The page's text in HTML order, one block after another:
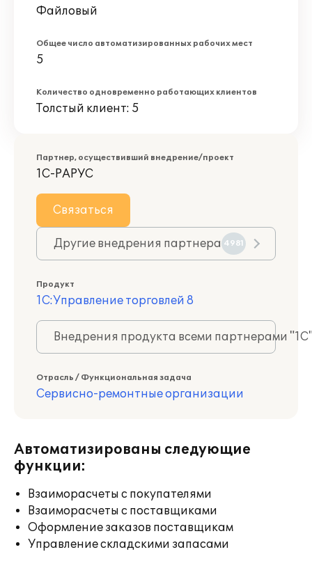
Файловый
Общее число автоматизированных рабочих мест
5
Количество одновременно работающих клиентов
Толстый клиент: 5
Партнер, осуществивший внедрение/проект
1С-РАРУС
Связаться
Другие внедрения партнера 4981
Продукт
1С:Управление торговлей 8
Внедрения продукта всеми партнерами
Отрасль / Функциональная задача
Сервисно-ремонтные организации
Автоматизированы следующие
функции:
Взаиморасчеты с покупателями
Взаиморасчеты с поставщиками
Оформление заказов поставщикам
Управление складскими запасами